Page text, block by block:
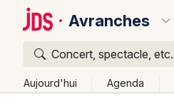
Avranches
Concert, spectacle, etc.
Aujourd'hui Agenda
Quoi ?